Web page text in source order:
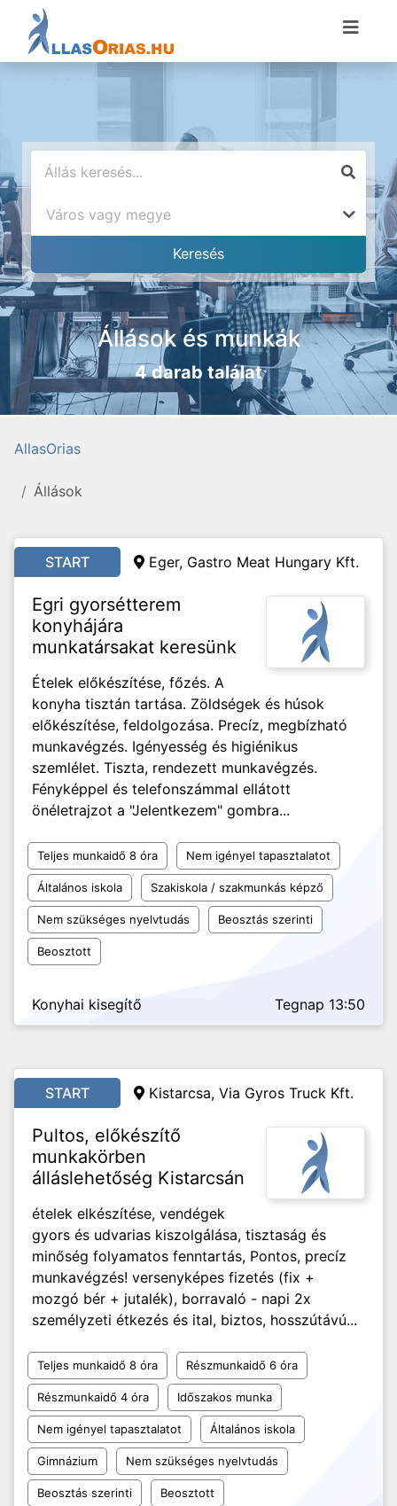
Állások és munkák
4 darab találat
AllasOrias
Állások
START Eger, Gastro Meat Hungary Kft.
Egri gyorsétterem
konyhájára
munkatársakat keresünk
Ételek előkészítése, főzés. A
konyha tisztán tartása. Zöldségek és húsok
előkészítése, feldolgozása. Precíz, megbízható
munkavégzés. Igényesség és higiénikus
szemlélet. Tiszta, rendezett munkavégzés.
Fényképpel és telefonszámmal ellátott
önéletrajzot a "Jelentkezem" gombra...
Teljes munkaidő 8 óra Nem igényel tapasztalatot
Általános iskola Szakiskola / szakmunkás képző
Nem szükséges nyelvtudás Beosztás szerinti
Beosztott
Konyhai kisegítő Tegnap 13:50
START Kistarcsa, Via Gyros Truck Kft.
Pultos, előkészítő
munkakörben
álláslehetőség Kistarcsán
ételek elkészítése, vendégek
gyors és udvarias kiszolgálása, tisztaság és
minőség folyamatos fenntartás, Pontos, precíz
munkavégzés! versenyképes fizetés (fix +
mozgó bér + jutalék), borravaló - napi 2x
személyzeti étkezés és ital, biztos, hosszútávú...
Teljes munkaidő 8 óra Részmunkaidő 6 óra
Részmunkaidő 4 óra Időszakos munka
Nem igényel tapasztalatot Általános iskola
Gimnázium Nem szükséges nyelvtudás
Beosztás szerinti Beosztott